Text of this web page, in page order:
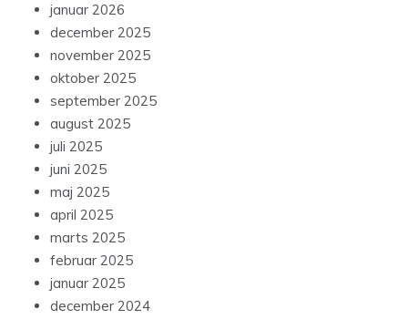
januar 2026
december 2025
november 2025
oktober 2025
september 2025
august 2025
juli 2025
juni 2025
maj 2025
april 2025
marts 2025
februar 2025
januar 2025
december 2024